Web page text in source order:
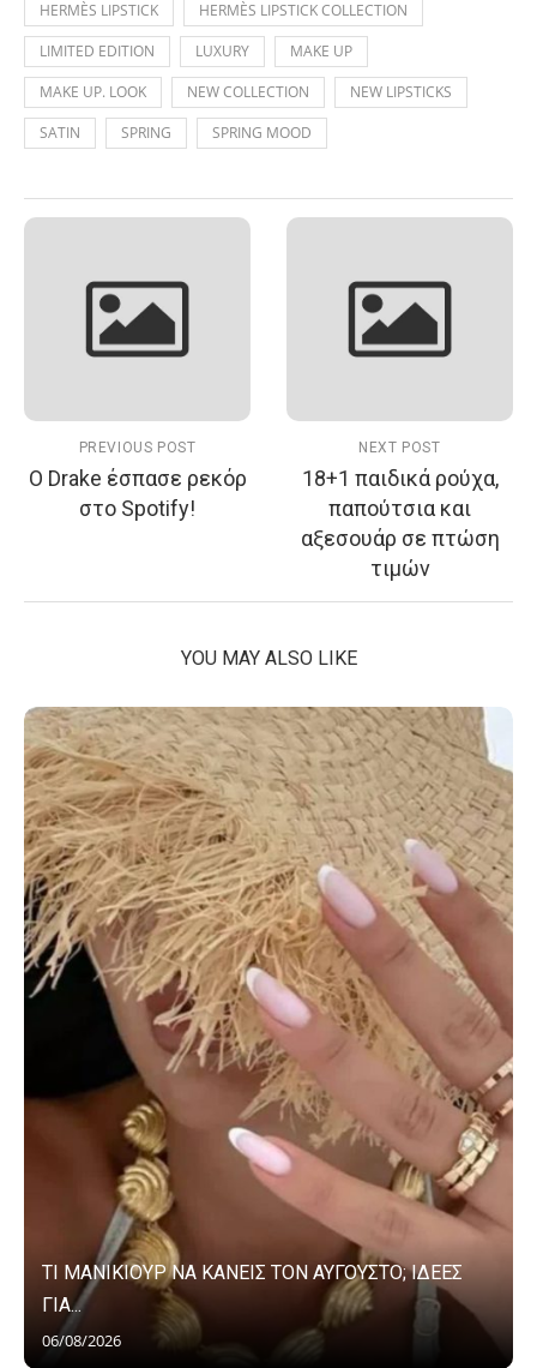
HERMÈS LIPSTICK
HERMÈS LIPSTICK COLLECTION
LIMITED EDITION
LUXURY
MAKE UP
MAKE UP. LOOK
NEW COLLECTION
NEW LIPSTICKS
SATIN
SPRING SPRING MOOD
PREVIOUS POST
Ο Drake έσπασε ρεκόρ
στο Spotify!
NEXT POST
18+1 παιδικά ρούχα,
παπούτσια και
αξεσουάρ σε πτώση
τιμών
YOU MAY ALSO LIKE
ΤΙ ΜΑΝΙΚΙΟΥΡ ΝΑ ΚΑΝΕΙΣ ΤΟΝ ΑΥΓΟΥΣΤΟ; ΙΔΕΕΣ
ΓΙΑ...
06/08/2026